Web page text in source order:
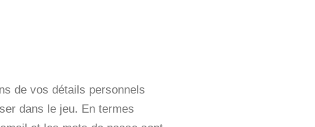
de vos détails personnels
dans le jeu. En termes